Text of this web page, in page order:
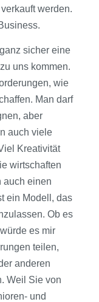
werden.
sicher eine
uns kommen.
wie
Man darf
aber
auch viele
Kreativität
wirtschaften
auch einen
ein Modell, das
Ob es
es mir
teilen,
anderen
Weil Sie von
und